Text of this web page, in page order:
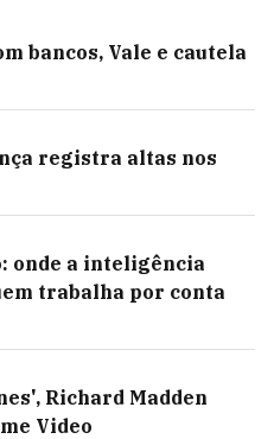
bancos, Vale e cautela
registra altas nos
onde a inteligência
trabalha por conta
Richard Madden
Video